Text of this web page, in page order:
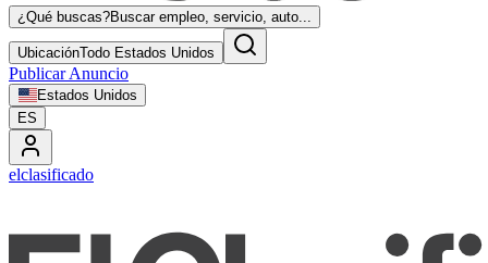
¿Qué buscas?Buscar empleo, servicio, auto...
UbicaciónTodo Estados Unidos
Publicar Anuncio
Estados Unidos
ES
elclasificado